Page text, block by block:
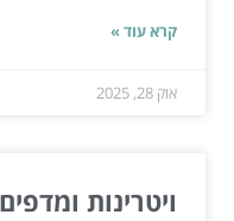
קרא עוד »
אוק 28, 2025
ויטרינות